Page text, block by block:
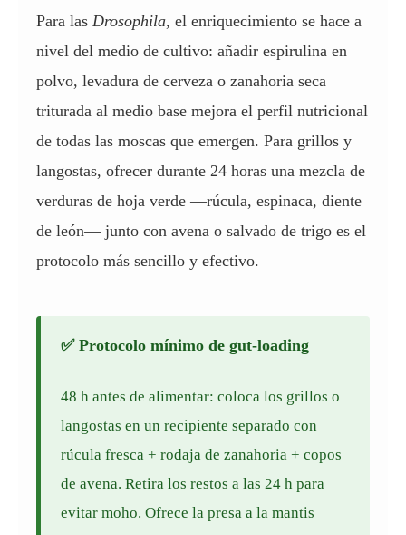
Para las Drosophila, el enriquecimiento se hace a
nivel del medio de cultivo: añadir espirulina en
polvo, levadura de cerveza o zanahoria seca
triturada al medio base mejora el perfil nutricional
de todas las moscas que emergen. Para grillos y
langostas, ofrecer durante 24 horas una mezcla de
verduras de hoja verde —rúcula, espinaca, diente
de león— junto con avena o salvado de trigo es el
protocolo más sencillo y efectivo.
✅ Protocolo mínimo de gut-loading
48 h antes de alimentar: coloca los grillos o
langostas en un recipiente separado con
rúcula fresca + rodaja de zanahoria + copos
de avena. Retira los restos a las 24 h para
evitar moho. Ofrece la presa a la mantis